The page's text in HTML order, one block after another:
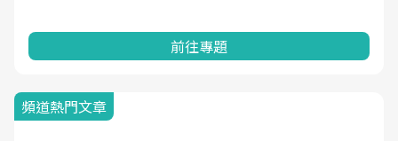
前往專題
頻道熱門文章